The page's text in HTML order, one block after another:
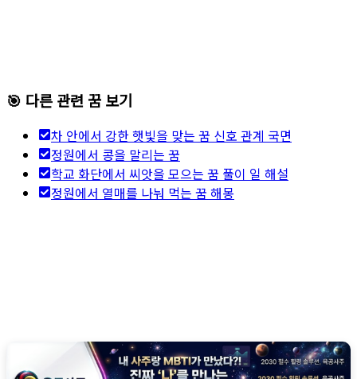
🎯 다른 관련 꿈 보기
차 안에서 강한 햇빛을 맞는 꿈 신호 관계 국면
정원에서 콩을 말리는 꿈
학교 화단에서 씨앗을 모으는 꿈 풀이 일 해설
정원에서 열매를 나눠 먹는 꿈 해몽